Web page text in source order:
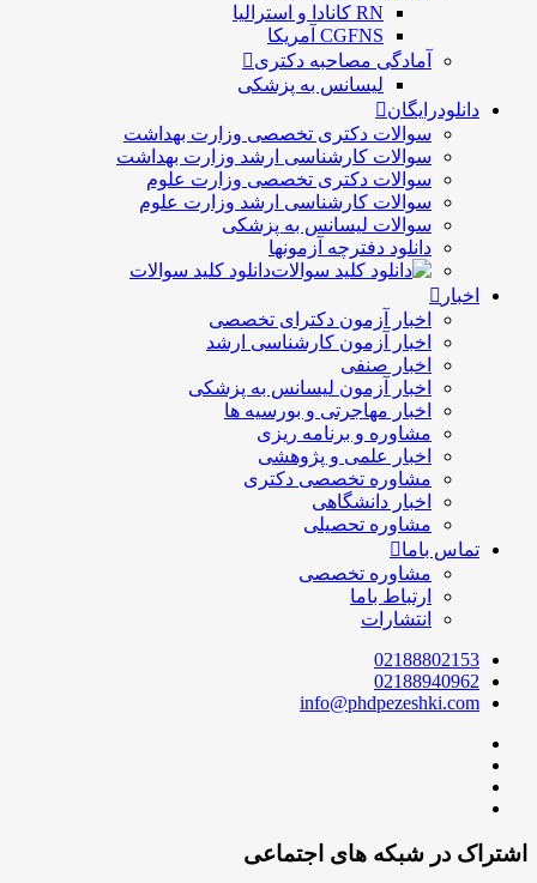
RN کانادا و استرالیا
CGFNS آمریکا
آمادگی مصاحبه دکتری
لیسانس به پزشکی
دانلودرایگان
سوالات دکتری تخصصی وزارت بهداشت
سوالات کارشناسی ارشد وزارت بهداشت
سوالات دکتری تخصصی وزارت علوم
سوالات کارشناسی ارشد وزارت علوم
سوالات لیسانس به پزشکی
دانلود دفترچه آزمونها
دانلود کلید سوالات
اخبار
اخبار آزمون دکترای تخصصی
اخبار آزمون کارشناسی ارشد
اخبار صنفی
اخبار آزمون لیسانس به پزشکی
اخبار مهاجرتی و بورسیه ها
مشاوره و برنامه ریزی
اخبار علمی و پژوهشی
مشاوره تخصصی دکتری
اخبار دانشگاهی
مشاوره تحصیلی
تماس باما
مشاوره تخصصی
ارتباط باما
انتشارات
02188802153
02188940962
info@phdpezeshki.com
اشتراک در شبکه های اجتماعی